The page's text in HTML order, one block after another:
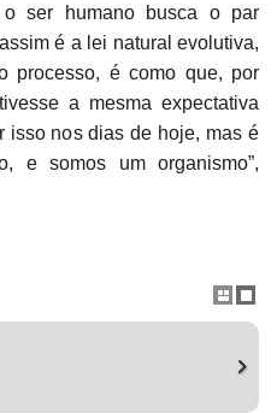
o ser humano busca o par
é a lei natural evolutiva,
processo, é como que, por
a mesma expectativa
isso nos dias de hoje, mas é
e somos um organismo”,